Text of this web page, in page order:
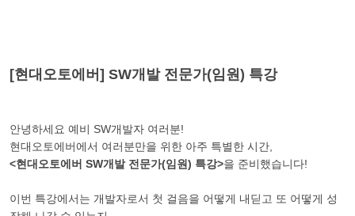
[현대오토에버] SW개발 전문가(임원) 특강
안녕하세요 예비 SW개발자 여러분!
현대오토에버에서 여러분만을 위한 아주 특별한 시간,
<현대오토에버 SW개발 전문가(임원) 특강>을 준비했습니다!
이번 특강에서는 개발자로서 첫 걸음을 어떻게 내딛고 또 어떻게 성